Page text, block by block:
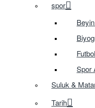
spor
Futbol
Spor
Suluk &
Tarih